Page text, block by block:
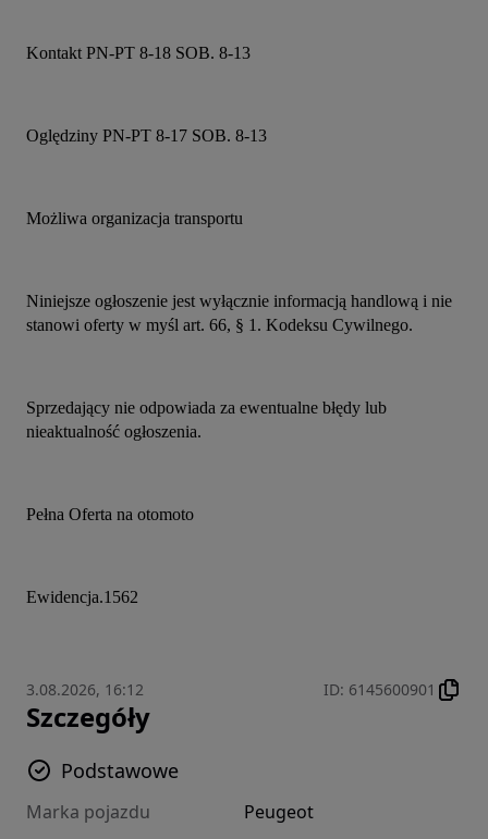
Kontakt PN-PT 8-18 SOB. 8-13
Oględziny PN-PT 8-17 SOB. 8-13
Możliwa organizacja transportu
Niniejsze ogłoszenie jest wyłącznie informacją handlową i nie
stanowi oferty w myśl art. 66, § 1. Kodeksu Cywilnego.
Sprzedający nie odpowiada za ewentualne błędy lub
nieaktualność ogłoszenia.
Pełna Oferta na otomoto
Ewidencja.1562
3.08.2026, 16:12 ID: 6145600901
Szczegóły
Podstawowe
Marka pojazdu Peugeot